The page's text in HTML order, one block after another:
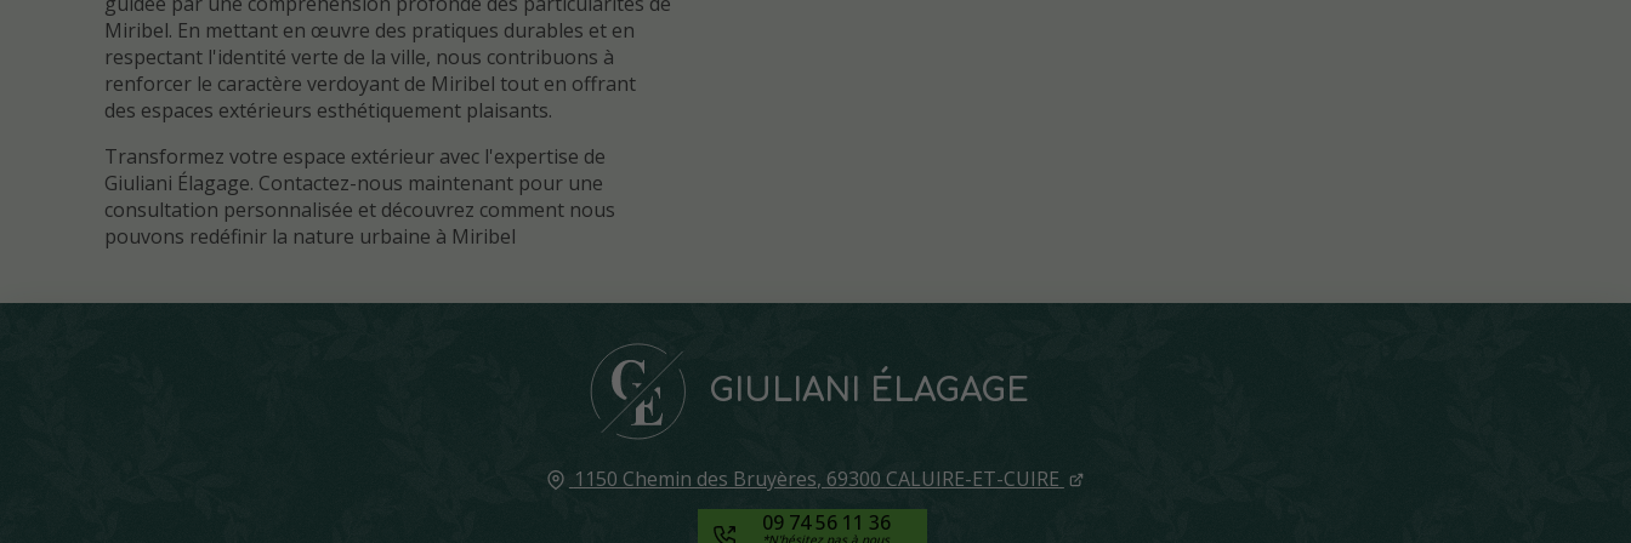
Miribel. En mettant en œuvre des pratiques durables et en
respectant l'identité verte de la ville, nous contribuons à
renforcer le caractère verdoyant de Miribel tout en offrant
des espaces extérieurs esthétiquement plaisants.
Transformez votre espace extérieur avec l'expertise de
Giuliani Élagage. Contactez-nous maintenant pour une
consultation personnalisée et découvrez comment nous
pouvons redéfinir la nature urbaine à Miribel
GIULIANI ÉLAGAGE
1150 Chemin des Bruyères, 69300 CALUIRE-ET-CUIRE
09 74 56 11 36
*N'hésitez pas à nous